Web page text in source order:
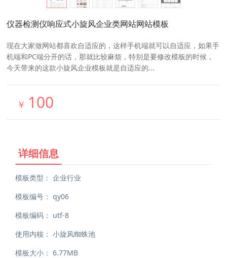
仪器检测仪响应式小旋风企业类网站网站模板
现在大家做网站都喜欢自适应的，这样手机端就可以自适应，如果手
机端和PC端分开的话，那就比较麻烦，特别是要修改模板的时候，
今天带来的这款小旋风企业模板就是自适应的...
￥ 100
详细信息
模板类型： 企业行业
模板编号： qy06
模板编码： utf-8
使用内核： 小旋风蜘蛛池
模板大小： 6.77MB